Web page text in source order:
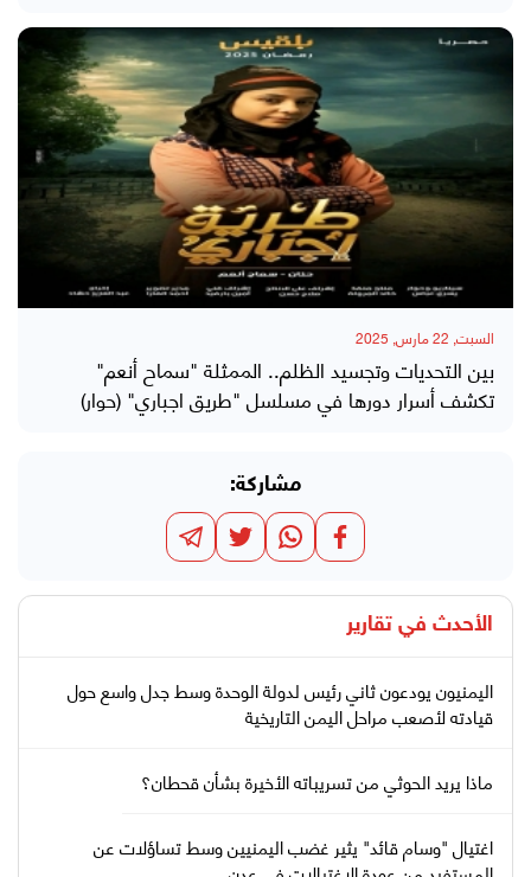
السبت, 22 مارس, 2025
بين التحديات وتجسيد الظلم.. الممثلة "سماح أنعم"
تكشف أسرار دورها في مسلسل "طريق اجباري" (حوار)
مشاركة:
الأحدث في تقارير
اليمنيون يودعون ثاني رئيس لدولة الوحدة وسط جدل واسع حول
قيادته لأصعب مراحل اليمن التاريخية
ماذا يريد الحوثي من تسريباته الأخيرة بشأن قحطان؟
اغتيال "وسام قائد" يثير غضب اليمنيين وسط تساؤلات عن